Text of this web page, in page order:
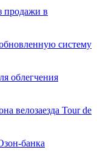
продажи в
систему
облегчения
велозаезда Tour de
банка